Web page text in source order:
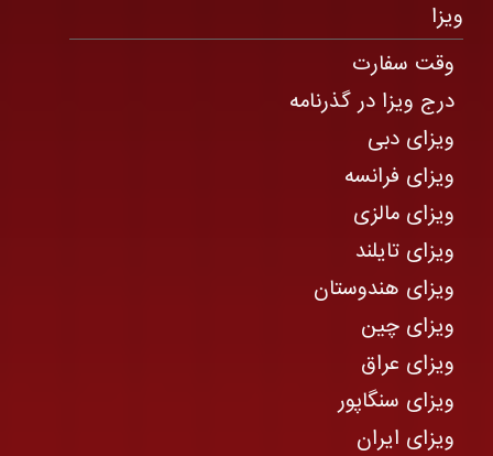
ویزا
وقت سفارت
درج ویزا در گذرنامه
ویزای دبی
ویزای فرانسه
ویزای مالزی
ویزای تایلند
ویزای هندوستان
ویزای چین
ویزای عراق
ویزای سنگاپور
ویزای ایران